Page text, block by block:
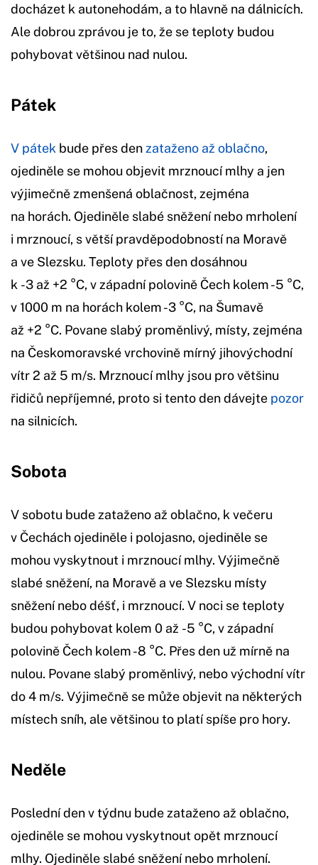
docházet k autonehodám, a to hlavně na dálnicích.
Ale dobrou zprávou je to, že se teploty budou
pohybovat většinou nad nulou.
Pátek
V pátek bude přes den zataženo až oblačno,
ojediněle se mohou objevit mrznoucí mlhy a jen
výjimečně zmenšená oblačnost, zejména
na horách. Ojediněle slabé sněžení nebo mrholení
i mrznoucí, s větší pravděpodobností na Moravě
a ve Slezsku. Teploty přes den dosáhnou
k -3 až +2 °C, v západní polovině Čech kolem -5 °C,
v 1000 m na horách kolem -3 °C, na Šumavě
až +2 °C. Povane slabý proměnlivý, místy, zejména
na Českomoravské vrchovině mírný jihovýchodní
vítr 2 až 5 m/s. Mrznoucí mlhy jsou pro většinu
řidičů nepříjemné, proto si tento den dávejte pozor
na silnicích.
Sobota
V sobotu bude zataženo až oblačno, k večeru
v Čechách ojediněle i polojasno, ojediněle se
mohou vyskytnout i mrznoucí mlhy. Výjimečně
slabé sněžení, na Moravě a ve Slezsku místy
sněžení nebo déšť, i mrznoucí. V noci se teploty
budou pohybovat kolem 0 až -5 °C, v západní
polovině Čech kolem -8 °C. Přes den už mírně na
nulou. Povane slabý proměnlivý, nebo východní vítr
do 4 m/s. Výjimečně se může objevit na některých
místech sníh, ale většinou to platí spíše pro hory.
Neděle
Poslední den v týdnu bude zataženo až oblačno,
ojediněle se mohou vyskytnout opět mrznoucí
mlhy. Ojediněle slabé sněžení nebo mrholení.